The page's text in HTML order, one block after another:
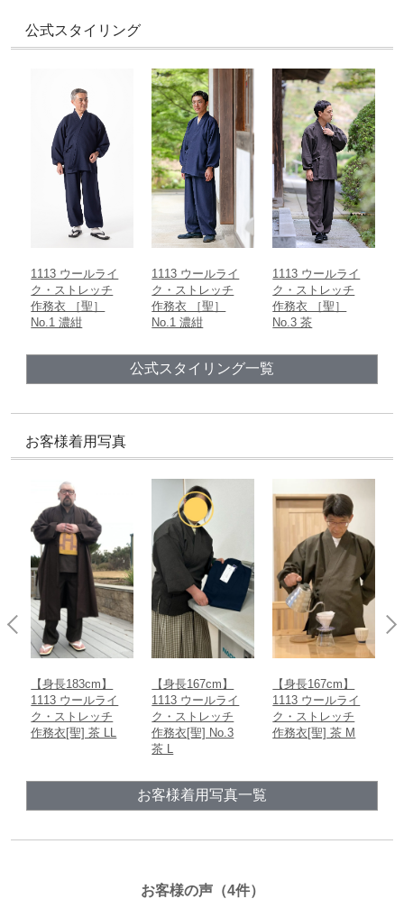
裄丈
衿の中央から袖までの直線距離
ズボン丈
ウエストから裾までの直線距離
股下
内股合わせから内股の縫い目に沿った裾までの直線距離
ウエスト
胴回り一周の長さ
洗濯方法
洗濯機（ネット使用）
日本
透け感
あり
なし
おすすめの季節
夏 秋
公式スタイリング
1113 ウールライ
ク・ストレッチ
作務衣 ［聖］
No.1 濃紺
1113 ウールライ
ク・ストレッチ
作務衣 ［聖］
No.1 濃紺
1113 ウールライ
ク・ストレッチ
作務衣 ［聖］
No.3 茶
公式スタイリング一覧
お客様着用写真
【身長167cm】
1113 ウールライ
ク・ストレッチ
作務衣[聖] No.3
【身長167cm】
1113 ウールライ
ク・ストレッチ
作務衣[聖] 茶 M
【身長168cm】
1113 ウールライ
ク・ストレッチ
作務衣[聖] 濃紺
お客様着用写真一覧
お客様の声（4件）